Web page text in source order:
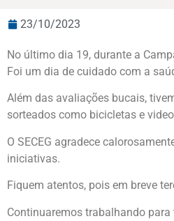
23/10/2023
No último dia 19, durante a
Foi um dia de cuidado com a
Além das avaliações bucais,
sorteados como bicicletas e
O SECEG agradece
iniciativas.
Fiquem atentos, pois em breve
Continuaremos trabalhando